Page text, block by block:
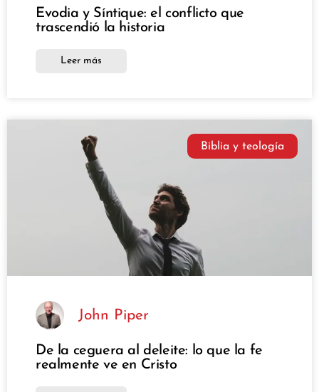
Evodia y Síntique: el conflicto que
trascendió la historia
Leer más
Biblia y teología
John Piper
De la ceguera al deleite: lo que la fe
realmente ve en Cristo